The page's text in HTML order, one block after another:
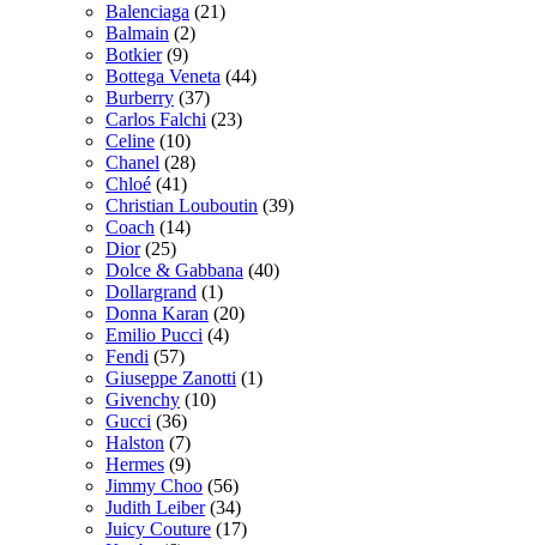
Balenciaga (21)
Balmain (2)
Botkier(9)
Bottega Veneta (44)
Burberry (37)
Carlos Falchi (23)
Celine (10)
Chanel (28)
Chloé (41)
Christian Louboutin (39)
Coach (14)
Dior(25)
Dolce & Gabbana (40)
Dollargrand (1)
Donna Karan (20)
Emilio Pucci (4)
Fendi (57)
Giuseppe Zanotti (1)
Givenchy (10)
Gucci (36)
Halston (7)
Hermes (9)
Jimmy Choo (56)
Judith Leiber(34)
Juicy Couture (17)